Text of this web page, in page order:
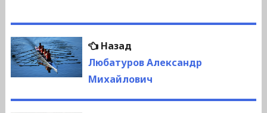
Навигация
по
НазадПредыдущая
запись:
Любатуров Александр
Михайлович